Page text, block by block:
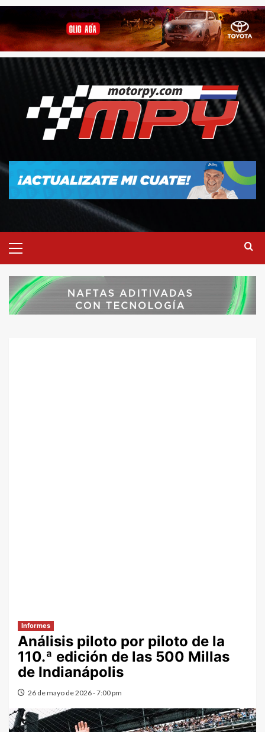
Informes
Análisis piloto por piloto de la
110.ª edición de las 500 Millas
de Indianápolis
26 de mayo de 2026 - 7:00 pm